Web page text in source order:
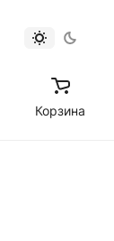
Корзина